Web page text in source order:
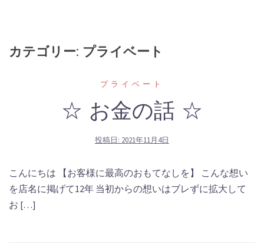
カテゴリー: プライベート
プライベート
☆ お金の話 ☆
投稿日: 2021年11月4日
こんにちは 【お客様に最高のおもてなしを】 こんな想い
を店名に掲げて12年 当初からの想いはブレずに拡大して
お […]